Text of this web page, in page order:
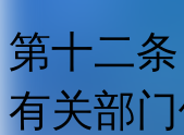
第十二
有关部